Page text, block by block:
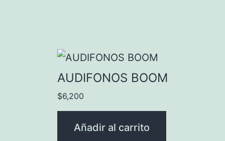
AUDIFONOS BOOM
$6,200
Añadir al carrito